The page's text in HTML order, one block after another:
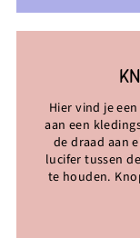
Hier vind je
aan een
de draad aan
lucifer tussen
te houden.